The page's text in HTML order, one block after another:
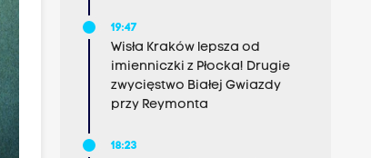
19:47
Wisła Kraków lepsza od
imienniczki z Płocka! Drugie
zwycięstwo Białej Gwiazdy
przy Reymonta
18:23